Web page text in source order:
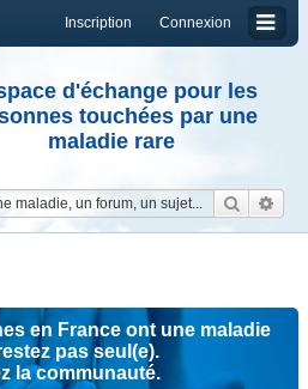
Connexion
Inscription
d'échange pour les
touchées par une
maladie rare
en France ont une maladie
pas seul(e).
la communauté.